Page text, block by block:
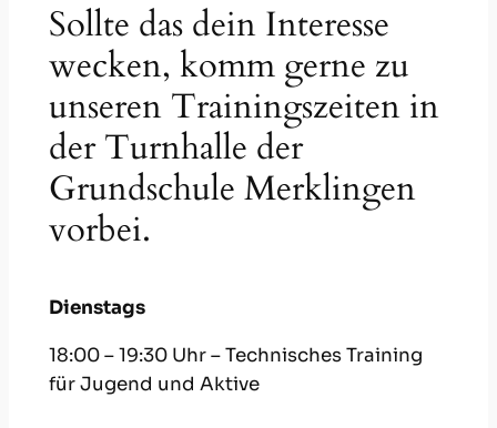
Sollte das dein Interesse
wecken, komm gerne zu
unseren Trainingszeiten in
der Turnhalle der
Grundschule Merklingen
vorbei.
Dienstags
18:00 – 19:30 Uhr – Technisches Training
für Jugend und Aktive